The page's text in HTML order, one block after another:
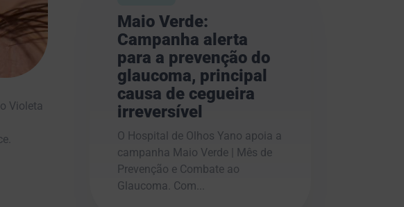
Violeta
Maio Verde:
Campanha alerta
para a prevenção do
glaucoma, principal
causa de cegueira
irreversível
O Hospital de Olhos Yano apoia a
campanha Maio Verde | Mês de
Prevenção e Combate ao
Glaucoma. Com...